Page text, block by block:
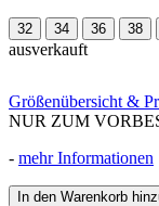
32 34 36 38
ausverkauft
Größenübersicht &
NUR ZUM
- mehr Informationen
In den Warenkorb